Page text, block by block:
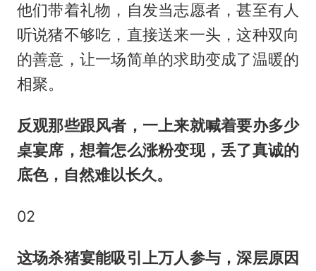
他们带着礼物，自发当志愿者，甚至有人
听说猪不够吃，直接送来一头，这种双向
的善意，让一场简单的求助变成了温暖的
相聚。
反观那些跟风者，一上来就喊着要办多少
桌宴席，想着怎么涨粉变现，丢了真诚的
底色，自然难以长久。
02
这场杀猪宴能吸引上万人参与，深层原因